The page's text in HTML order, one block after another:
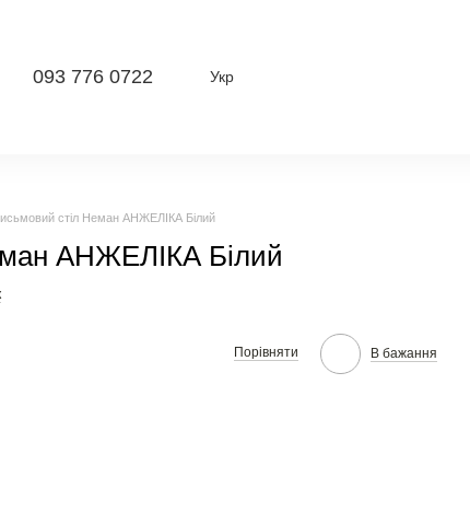
093 776 0722 Укр
стіл Неман АНЖЕЛІКА Білий
АНЖЕЛІКА Білий
Порівняти В бажання